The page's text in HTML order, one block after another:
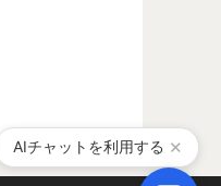
AIチャットを利用する ✕